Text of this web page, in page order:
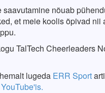
nõuab
et meie koolis õpivad
TalTech Cheerleaders
lugeda ERR Sport
YouTube'is.